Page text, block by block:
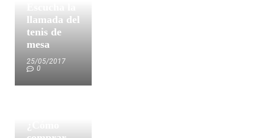
llamada del
tenis de
mesa
25/05/2017
0